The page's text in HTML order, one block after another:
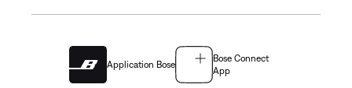
Application Bose
Bose Connect
App